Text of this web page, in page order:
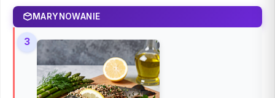
MARYNOWANIE
3